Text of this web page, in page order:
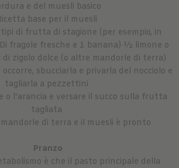
e del muesli basico
base per il muesli
di frutta di stagione (per esempio, in
fragole fresche e 1 banana) ½ limone o
di zigolo dolce (o altre mandorle di terra)
sbucciarla e privarla del nocciolo e
tagliarla a pezzettini
o l’arancia e versare il succo sulla frutta
tagliata
di terra e il muesli è pronto
Pranzo
è che il pasto principale della